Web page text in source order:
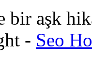
bir aşk
- Seo